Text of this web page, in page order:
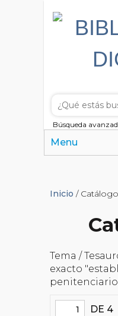
Búsqueda
Menu
Inicio / Catálogo
Tema /
exacto
DE 4